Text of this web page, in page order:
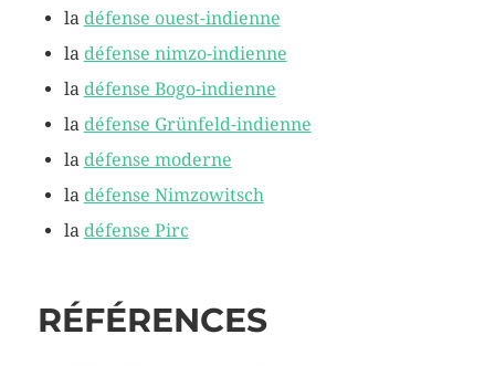
la défense ouest-indienne
la défense nimzo-indienne
la défense Bogo-indienne
la défense Grünfeld-indienne
la défense moderne
la défense Nimzowitsch
la défense Pirc
RÉFÉRENCES